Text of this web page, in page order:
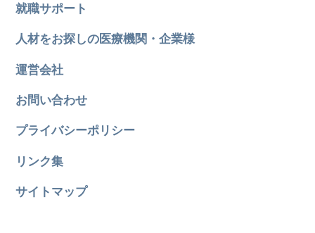
就職サポート
人材をお探しの医療機関・企業様
運営会社
お問い合わせ
プライバシーポリシー
リンク集
サイトマップ